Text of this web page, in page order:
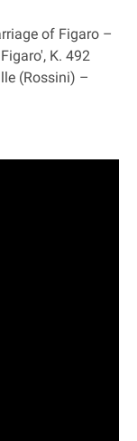
of Figaro –
K. 492
(Rossini) –